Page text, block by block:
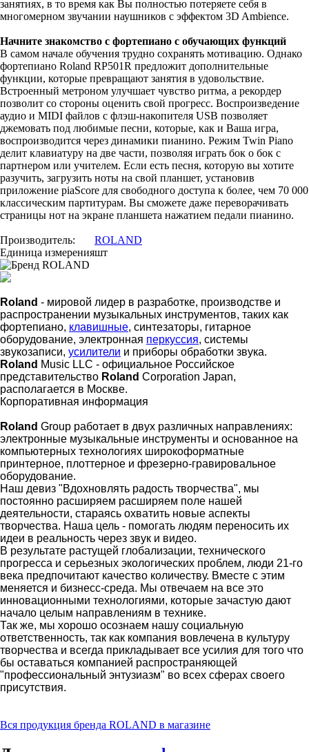
занятиях, в то время как Вы полностью потеряете себя в
многомерном звучании наушников с эффектом 3D Ambience.
Начните знакомство с фортепиано с обучающих функций
В самом начале обучения трудно сохранять мотивацию. Однако
фортепиано Roland RP501R предложит дополнительные
функции, которые превращают занятия в удовольствие.
Встроенный метроном улучшает чувство ритма, а рекордер
позволит со стороны оценить свой прогресс. Воспроизведение
аудио и MIDI файлов с флэш-накопителя USB позволяет
джемовать под любимые песни, которые, как и Ваша игра,
воспроизводится через динамики пианино. Режим Twin Piano
делит клавиатуру на две части, позволяя играть бок о бок с
партнером или учителем. Если есть песня, которую вы хотите
разучить, загрузить ноты на свой планшет, установив
приложение piaScore для свободного доступа к более, чем 70 000
классическим партитурам. Вы сможете даже переворачивать
страницы нот на экране планшета нажатием педали пианино.
Производитель:
ROLAND
Единица измеренияшт
Roland - мировой лидер в разработке, производстве и
распространении музыкальных инструментов, таких как
фортепиано, клавишные, синтезаторы, гитарное
оборудование, электронная перкуссия, системы
звукозаписи, усилители и приборы обработки звука.
Roland Music LLC - официальное Российское
представительство Roland Corporation Japan,
располагается в Москве.
Корпоративная информация
Roland Group работает в двух различных направлениях:
электронные музыкальные инструменты и основанное на
компьютерных технологиях широкоформатные
принтерное, плоттерное и фрезерно-гравировальное
оборудование.
Наш девиз "Вдохновлять радость творчества", мы
постоянно расширяем расширяем поле нашей
деятельности, стараясь охватить новые аспекты
творчества. Наша цель - помогать людям переносить их
идеи в реальность через звук и видео.
В результате растущей глобализации, технического
прогресса и серьезных экологических проблем, люди 21-го
века предпочитают качество количеству. Вместе с этим
меняется и бизнесс-среда. Мы отвечаем на все это
инновационными технологиями, которые зачастую дают
начало целым направлениям в технике.
Так же, мы хорошо осознаем нашу социальную
ответственность, так как компания вовлечена в культуру
творчества и всегда прикладывает все усилия для того что
бы оставаться компанией распространяющей
"профессиональный энтузиазм" во всех сферах своего
присутствия.
Вся продукция бренда ROLAND в магазине